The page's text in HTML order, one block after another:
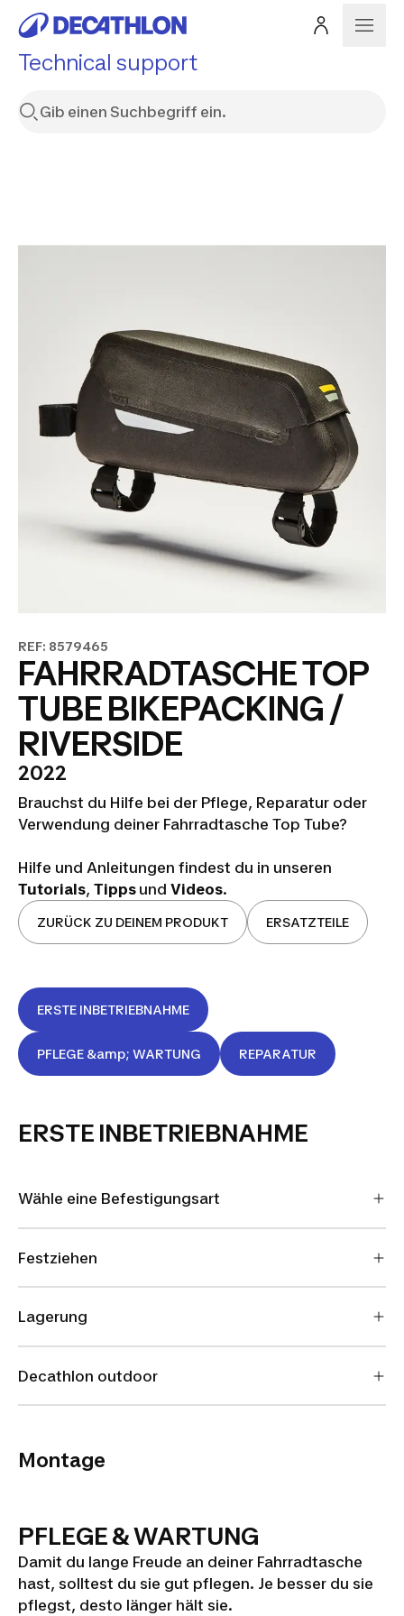
Technical support
REF: 8579465
FAHRRADTASCHE TOP
TUBE BIKEPACKING /
RIVERSIDE
2022
Brauchst du Hilfe bei der Pflege, Reparatur oder
Verwendung deiner Fahrradtasche Top Tube?
Hilfe und Anleitungen findest du in unseren
Tutorials, Tipps und Videos.
ZURÜCK ZU DEINEM PRODUKT ERSATZTEILE
ERSTE INBETRIEBNAHME
PFLEGE &amp; WARTUNG REPARATUR
ERSTE INBETRIEBNAHME
Wähle eine Befestigungsart
Festziehen
Lagerung
Decathlon outdoor
Montage
HOW
SETUP
TUBE
PFLEGE & WARTUNG
Damit du lange Freude an deiner Fahrradtasche
hast, solltest du sie gut pflegen. Je besser du sie
pflegst, desto länger hält sie.